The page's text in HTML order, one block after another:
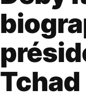
Tchad